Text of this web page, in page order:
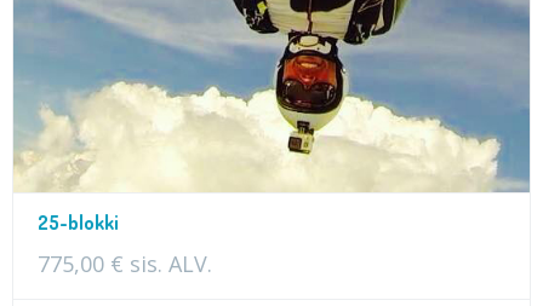
25-blokki
775,00 € sis. ALV.